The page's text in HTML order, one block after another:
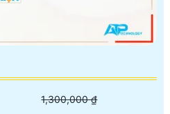
1,300,000 ₫